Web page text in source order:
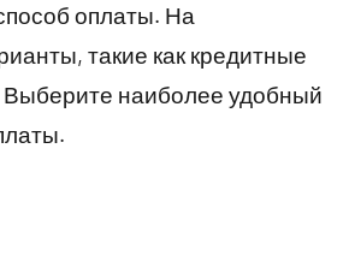
оплаты. На
такие как кредитные
наиболее удобный